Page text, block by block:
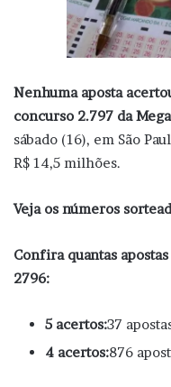
Nenhuma aposta
concurso 2.797 da
sábado (16), em São
R$ 14,5 milhões.
Veja os números
Confira quantas
2796:
5 acertos:37
4 acertos:876